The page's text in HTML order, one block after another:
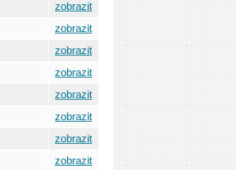
zobrazit
zobrazit
zobrazit
zobrazit
zobrazit
zobrazit
zobrazit
zobrazit